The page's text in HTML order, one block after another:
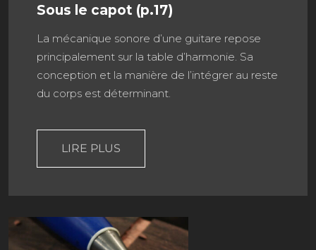
Sous le capot (p.17)
La mécanique sonore d’une guitare repose
principalement sur la table d’harmonie. Sa
conception et la manière de l’intégrer au reste
du corps est déterminant.
LIRE PLUS